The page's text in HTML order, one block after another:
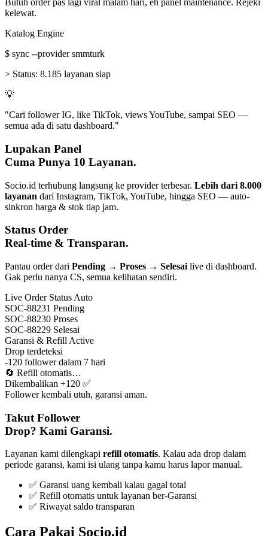
Butuh order pas lagi viral malam hari, eh panel maintenance. Rejeki
kelewat.
Katalog Engine
$ sync --provider smmturk
> Status: 8.185 layanan siap
💡
"Cari follower IG, like TikTok, views YouTube, sampai SEO —
semua ada di satu dashboard."
Lupakan Panel
Cuma Punya 10 Layanan.
Socio.id terhubung langsung ke provider terbesar. Lebih dari 8.000
layanan dari Instagram, TikTok, YouTube, hingga SEO — auto-
sinkron harga & stok tiap jam.
Status Order
Real-time & Transparan.
Pantau order dari Pending → Proses → Selesai live di dashboard.
Gak perlu nanya CS, semua kelihatan sendiri.
Live Order Status Auto
SOC-88231 Pending
SOC-88230 Proses
SOC-88229 Selesai
Garansi & Refill Active
Drop terdeteksi
-120 follower dalam 7 hari
🔄 Refill otomatis…
Dikembalikan +120 ✅
Follower kembali utuh, garansi aman.
Takut Follower
Drop? Kami Garansi.
Layanan kami dilengkapi refill otomatis. Kalau ada drop dalam
periode garansi, kami isi ulang tanpa kamu harus lapor manual.
✅ Garansi uang kembali kalau gagal total
✅ Refill otomatis untuk layanan ber-Garansi
✅ Riwayat saldo transparan
Cara Pakai Socio.id